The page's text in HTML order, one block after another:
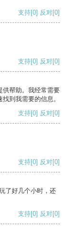
支持[0] 反对[0]
支持[0] 反对[0]
供帮助。我经常需要
到我需要的信息。
支持[0] 反对[0]
支持[0] 反对[0]
了好几个小时，还
支持[0] 反对[0]